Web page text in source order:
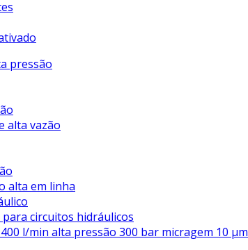
pressão
alta vazão
alta em linha
circuitos hidráulicos
l/min alta pressão 300 bar micragem 10 μm